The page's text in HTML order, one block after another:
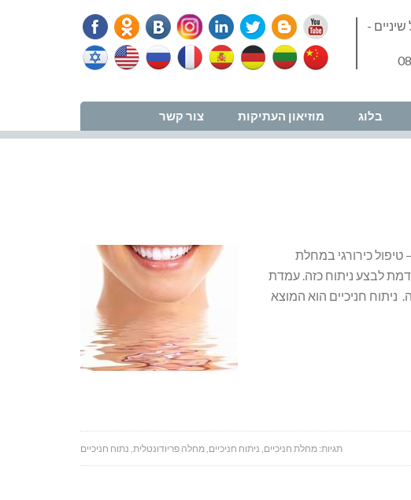
-
בלוג מוזיאון העתיקות צור קשר
– טיפול כירורגי במחלת
לבצע ניתוח כזה. עמדת
ניתוח חניכיים הוא המוצא
תגיות: מחלת חניכיים, ניתוח חניכיים,מחלה פריודונטלית, נתוח חניכיים